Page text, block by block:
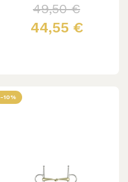
49,50€
44,55 €
-10%